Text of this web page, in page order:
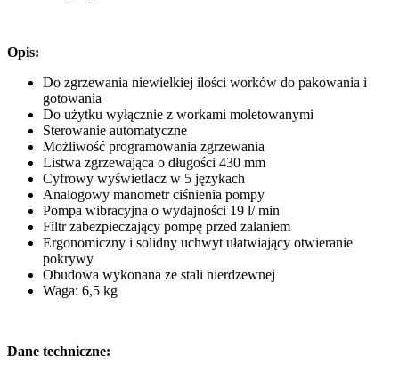
Opis:
Do zgrzewania niewielkiej ilości worków do pakowania i
gotowania
Do użytku wyłącznie z workami moletowanymi
Sterowanie automatyczne
Możliwość programowania zgrzewania
Listwa zgrzewająca o długości 430 mm
Cyfrowy wyświetlacz w 5 językach
Analogowy manometr ciśnienia pompy
Pompa wibracyjna o wydajności 19 l/ min
Filtr zabezpieczający pompę przed zalaniem
Ergonomiczny i solidny uchwyt ułatwiający otwieranie
pokrywy
Obudowa wykonana ze stali nierdzewnej
Waga: 6,5 kg
Dane techniczne: